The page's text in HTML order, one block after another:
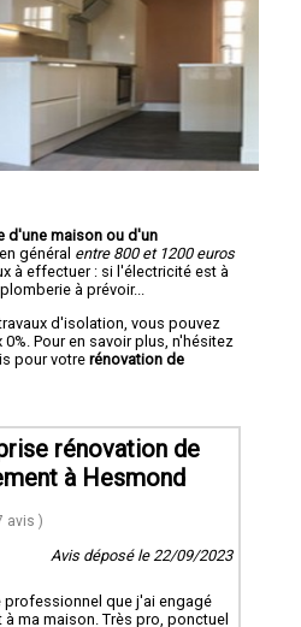
d'une maison ou d'un
général entre 800 et 1200 euros
à effectuer : si l'électricité est à
à prévoir...
d'isolation, vous pouvez
Pour en savoir plus, n'hésitez
pour votre rénovation de
rénovation de
à Hesmond
avis )
Avis déposé le 22/09/2023
que j'ai engagé
ma maison. Très pro, ponctuel